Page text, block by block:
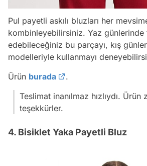
Pul payetli askılı bluzları her
kombinleyebilirsiniz. Yaz günlerinde
edebileceğiniz bu parçayı, kış
modelleriyle kullanmayı
Ürün burada
.
Teslimat inanılmaz hızlıydı.
teşekkürler.
4. Bisiklet Yaka Payetli Bluz